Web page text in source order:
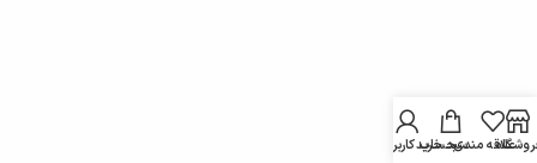
علاقه مندیسبد خرید
حساب کاربری من